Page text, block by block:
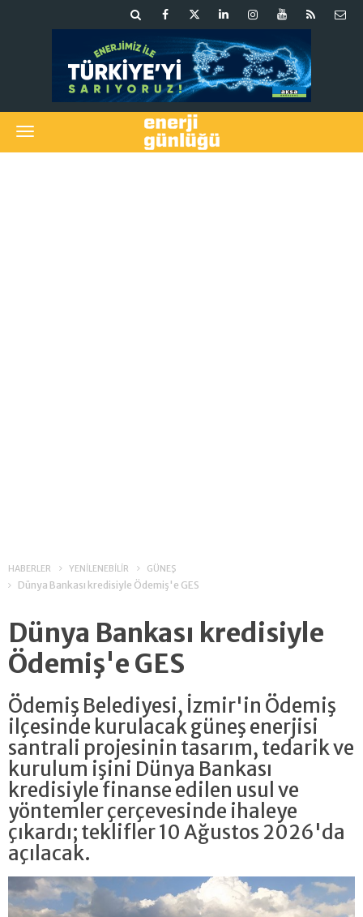
HABERLER YENİLENEBİLİR GÜNEŞ
Dünya Bankası kredisiyle Ödemiş'e GES
Dünya Bankası kredisiyle
Ödemiş'e GES
Ödemiş Belediyesi, İzmir'in Ödemiş
ilçesinde kurulacak güneş enerjisi
santrali projesinin tasarım, tedarik ve
kurulum işini Dünya Bankası
kredisiyle finanse edilen usul ve
yöntemler çerçevesinde ihaleye
çıkardı; teklifler 10 Ağustos 2026'da
açılacak.